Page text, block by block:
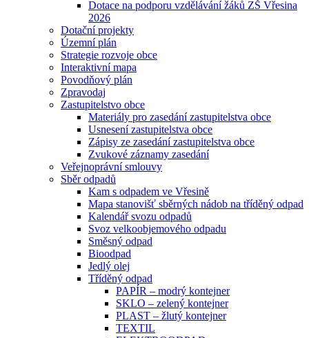
Dotace na podporu vzdělávání žáků ZŠ Vřesina
2026
Dotační projekty
Územní plán
Strategie rozvoje obce
Interaktivní mapa
Povodňový plán
Zpravodaj
Zastupitelstvo obce
Materiály pro zasedání zastupitelstva obce
Usnesení zastupitelstva obce
Zápisy ze zasedání zastupitelstva obce
Zvukové záznamy zasedání
Veřejnoprávní smlouvy
Sběr odpadů
Kam s odpadem ve Vřesině
Mapa stanovišť sběrných nádob na tříděný odpad
Kalendář svozu odpadů
Svoz velkoobjemového odpadu
Směsný odpad
Bioodpad
Jedlý olej
Tříděný odpad
PAPÍR – modrý kontejner
SKLO – zelený kontejner
PLAST – žlutý kontejner
TEXTIL